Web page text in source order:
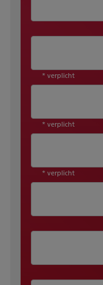
* verplicht
* verplicht
* verplicht